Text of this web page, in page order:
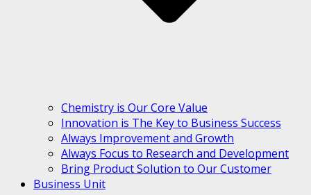
Chemistry is Our Core Value
Innovation is The Key to Business Success
Always Improvement and Growth
Always Focus to Research and Development
Bring Product Solution to Our Customer
Business Unit